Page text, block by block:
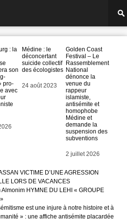
: la
son
pro-
avec
Médine : le
déconcertant
suicide collectif
des écologistes
Date
24 août 2023
Golden Coast
Festival – Le
Rassemblement
National
dénonce la
venue du
rappeur
islamiste,
antisémite et
homophobe
Médine et
demande la
suspension des
subventions
Date
2 juillet 2026
VICTIME D’UNE AGRESSION
LORS DE VACANCES
Almonim HYMNE DU LEHI « GROUPE
est une injure à notre histoire et à
» : une affiche antisémite placardée